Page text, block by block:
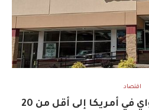
اقتصاد
انخفاض فروع صب واي في أمريكا إلى أقل من 20